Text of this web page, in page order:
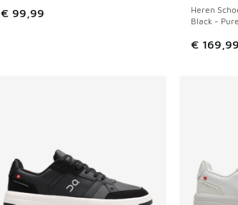
€ 99,99
Heren
Black -
€ 169,99